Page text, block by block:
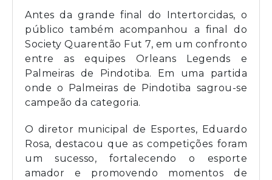
Antes da grande final do Intertorcidas, o
público também acompanhou a final do
Society Quarentão Fut 7, em um confronto
entre as equipes Orleans Legends e
Palmeiras de Pindotiba. Em uma partida
onde o Palmeiras de Pindotiba sagrou-se
campeão da categoria.
O diretor municipal de Esportes, Eduardo
Rosa, destacou que as competições foram
um sucesso, fortalecendo o esporte
amador e promovendo momentos de